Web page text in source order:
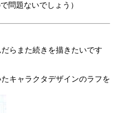
問題ないでしょう）
らまた続きを描きたいです
キャラクタデザインのラフを